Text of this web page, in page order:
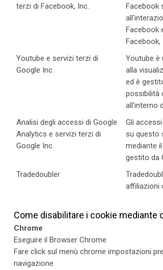
terzi di Facebook, Inc.
Facebook
Facebook
Facebook,
Youtube e servizi terzi di
Google Inc.
Youtube è
alla
ed è
possibilità
all'interno
Analisi degli accessi di Google
Analytics e servizi terzi di
Google Inc.
Gli
su questo
mediante
gestito da
Tradedoubler
affiliazioni
Come disabilitare i cookie mediante
Chrome
Eseguire il Browser Chrome
Fare click sul menù chrome impostazioni
navigazione